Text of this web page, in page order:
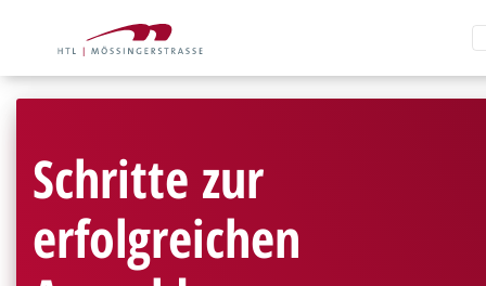
Schritte zur
erfolgreichen